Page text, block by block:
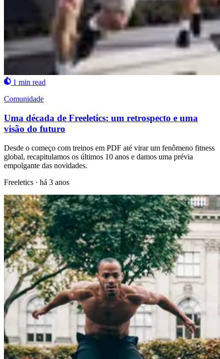
1 min read
Comunidade
Uma década de Freeletics: um retrospecto e uma
visão do futuro
Desde o começo com treinos em PDF até virar um fenômeno fitness
global, recapitulamos os últimos 10 anos e damos uma prévia
empolgante das novidades.
Freeletics · há 3 anos